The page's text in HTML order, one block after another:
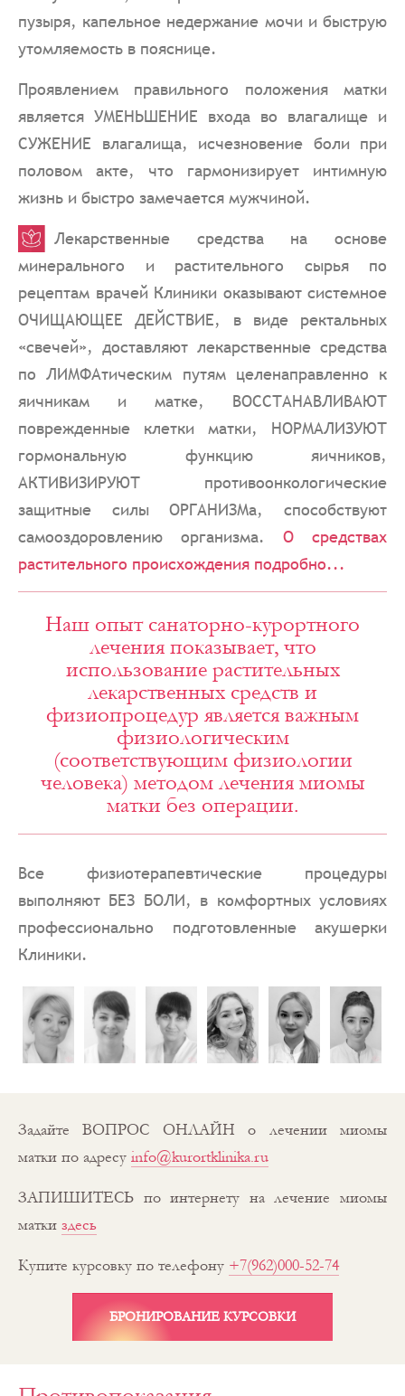
пузыря, капельное недержание мочи и быструю
утомляемость в пояснице.
Проявлением правильного положения матки
является УМЕНЬШЕНИЕ входа во влагалище и
СУЖЕНИЕ влагалища, исчезновение боли при
половом акте, что гармонизирует интимную
жизнь и быстро замечается мужчиной.
Лекарственные средства на основе
минерального и растительного сырья по
рецептам врачей Клиники оказывают системное
ОЧИЩАЮЩЕЕ ДЕЙСТВИЕ, в виде ректальных
«свечей», доставляют лекарственные средства
по ЛИМФАтическим путям целенаправленно к
яичникам и матке, ВОССТАНАВЛИВАЮТ
поврежденные клетки матки, НОРМАЛИЗУЮТ
гормональную функцию яичников,
АКТИВИЗИРУЮТ противоонкологические
защитные силы ОРГАНИЗМа, способствуют
самооздоровлению организма. О средствах
растительного происхождения подробно...
Наш опыт санаторно-курортного
лечения показывает, что
использование растительных
лекарственных средств и
физиопроцедур является важным
физиологическим
(соответствующим физиологии
человека) методом лечения миомы
матки без операции.
Все физиотерапевтические процедуры
выполняют БЕЗ БОЛИ, в комфортных условиях
профессионально подготовленные акушерки
Клиники.
Задайте ВОПРОС ОНЛАЙН о лечении миомы
матки по адресу info@kurortklinika.ru
ЗАПИШИТЕСЬ по интернету на лечение миомы
матки здесь
Купите курсовку по телефону +7(962)000-52-74
БРОНИРОВАНИЕ КУРСОВКИ